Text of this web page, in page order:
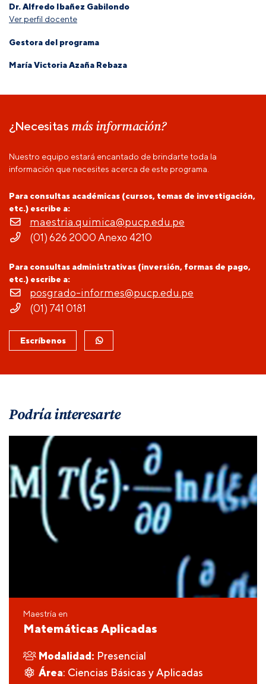
Dr. Alfredo Ibañez Gabilondo
Ver perfil docente
Gestora del programa
María Victoria Azaña Rebaza
¿Necesitas más información?
Nuestro equipo estará encantado de brindarte toda la
información que necesites acerca de este programa.
Para consultas académicas (cursos, temas de investigación,
etc.) escribe a:
maestria.quimica@pucp.edu.pe
(01) 626 2000 Anexo 4210
Para consultas administrativas (inversión, formas de pago,
etc.) escribe a:
posgrado-informes@pucp.edu.pe
(01) 741 0181
Escríbenos
Podría interesarte
Maestría en
Matemáticas Aplicadas
Modalidad: Presencial
Área: Ciencias Básicas y Aplicadas